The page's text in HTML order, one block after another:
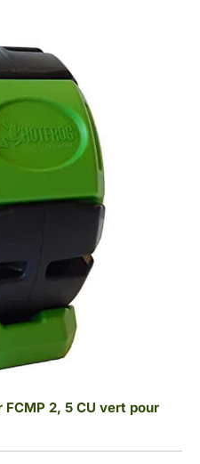
2, 5 CU vert pour